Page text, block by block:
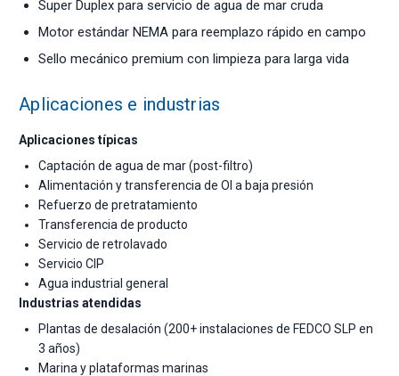
Super Duplex para servicio de agua de mar cruda
Motor estándar NEMA para reemplazo rápido en campo
Sello mecánico premium con limpieza para larga vida
Aplicaciones e industrias
Aplicaciones típicas
Captación de agua de mar (post-filtro)
Alimentación y transferencia de OI a baja presión
Refuerzo de pretratamiento
Transferencia de producto
Servicio de retrolavado
Servicio CIP
Agua industrial general
Industrias atendidas
Plantas de desalación (200+ instalaciones de FEDCO SLP en
3 años)
Marina y plataformas marinas